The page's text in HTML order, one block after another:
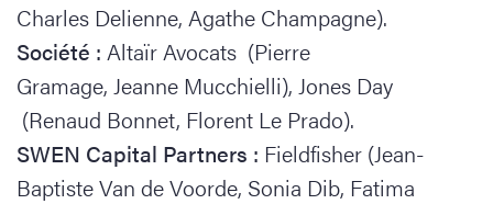
Charles Delienne, Agathe Champagne).
Société : Altaïr Avocats (Pierre
Gramage, Jeanne Mucchielli), Jones Day
(Renaud Bonnet, Florent Le Prado).
SWEN Capital Partners : Fieldfisher (Jean-
Baptiste Van de Voorde, Sonia Dib, Fatima